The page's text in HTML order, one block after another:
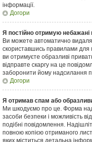
інформації.
Догори
Я постійно отримую небажані
Ви можете автоматично
скориставшись правилами для
ви отримуєте образливі
відправте скаргу на це
заборонити йому надсилання
Догори
Я отримав спам або
Ми шкодуємо про це. Форма
засоби безпеки і можливість
подібні повідомлення.
повною копією отриманого
яких міститься детальна